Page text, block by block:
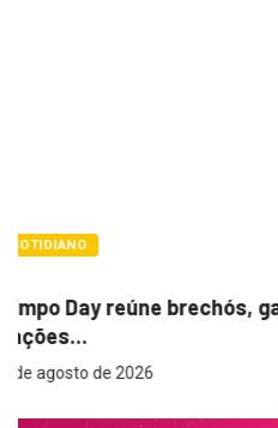
Itamar cobra
7 de agosto de 2026